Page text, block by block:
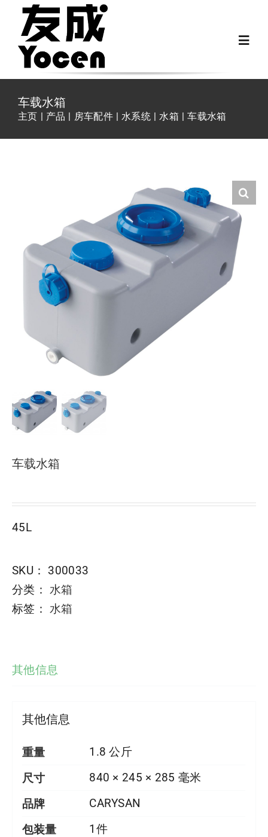
Fiat Ducato零件
使用指南
联系我们
车载水箱
主页 产品 房车配件 水系统 水箱 车载水箱
车载水箱
45L
SKU： 300033
分类： 水箱
标签： 水箱
其他信息
其他信息
重量 1.8 公斤
尺寸 840 × 245 × 285 毫米
品牌 CARYSAN
包装量 1件